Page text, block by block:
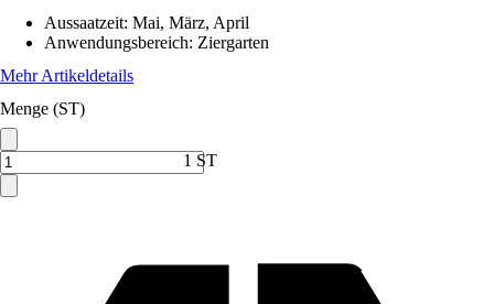
Aussaatzeit: Mai, März, April
Anwendungsbereich: Ziergarten
Mehr Artikeldetails
Menge (ST)
1 ST